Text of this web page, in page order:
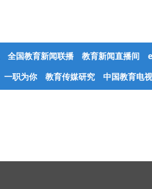
全国教育新闻联播 教育新闻直播间
一职为你 教育传媒研究 中国教育电